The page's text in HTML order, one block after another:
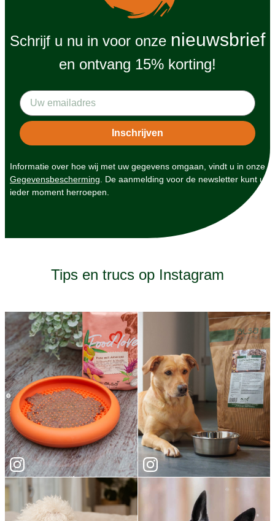
Schrijf u nu in voor onze nieuwsbrief
en ontvang 15% korting!
Informatie over hoe wij met uw gegevens omgaan, vindt u in onze
Gegevensbescherming . De aanmelding voor de newsletter kunt u
ieder moment herroepen.
Tips en trucs op Instagram